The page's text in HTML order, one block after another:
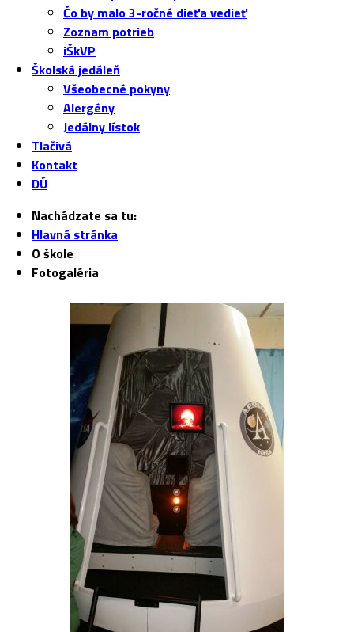
Čo by malo 3-ročné dieťa vedieť
Zoznam potrieb
iŠkVP
Školská jedáleň
Všeobecné pokyny
Alergény
Jedálny lístok
Tlačivá
Kontakt
DÚ
Nachádzate sa tu:
Hlavná stránka
O škole
Fotogaléria